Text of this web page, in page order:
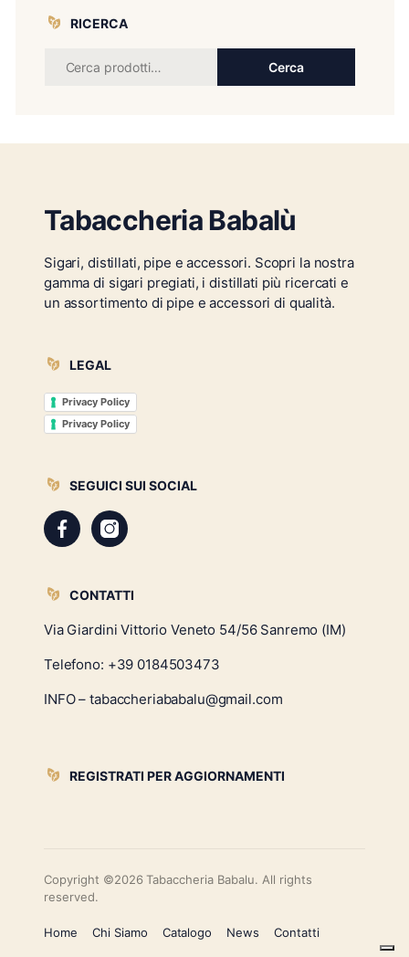
RICERCA
Cerca
Tabaccheria Babalù
Sigari, distillati, pipe e accessori. Scopri la nostra
gamma di sigari pregiati, i distillati più ricercati e
un assortimento di pipe e accessori di qualità.
LEGAL
Privacy Policy
Privacy Policy
SEGUICI SUI SOCIAL
CONTATTI
Via Giardini Vittorio Veneto 54/56 Sanremo (IM)
Telefono: +39 0184503473
INFO – tabaccheriababalu@gmail.com
REGISTRATI PER AGGIORNAMENTI
Copyright ©2026 Tabaccheria Babalu. All rights
reserved.
Home Chi Siamo Catalogo News Contatti